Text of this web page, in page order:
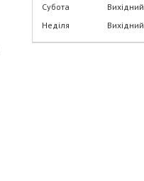
Субота
Вихідний
Неділя
Вихідний